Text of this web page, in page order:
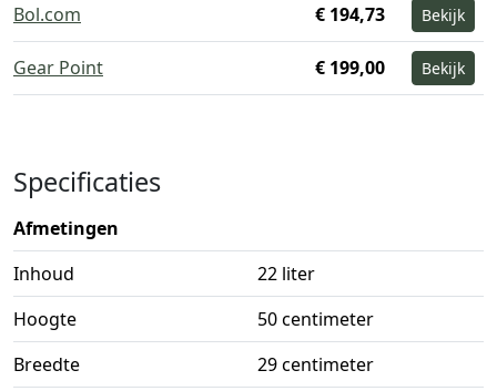
Bol.com € 194,73 Bekijk
Gear Point € 199,00 Bekijk
Specificaties
Afmetingen
Inhoud
22 liter
Hoogte
50 centimeter
Breedte
29 centimeter